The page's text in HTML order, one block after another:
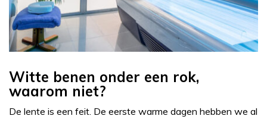
Witte benen onder een rok,
waarom niet?
De lente is een feit. De eerste warme dagen hebben we al